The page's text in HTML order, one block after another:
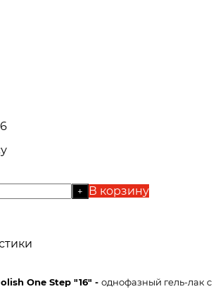
+
В корзину
One Step "16" - однофазный гель-лак с